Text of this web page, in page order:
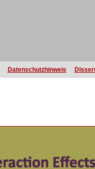
Datenschutzhinweis